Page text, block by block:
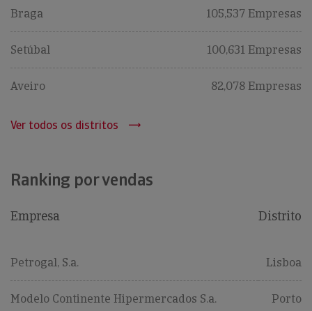
Braga 105,537 Empresas
Setúbal 100,631 Empresas
Aveiro 82,078 Empresas
Ver todos os distritos
Ranking por vendas
Empresa Distrito
Petrogal, S.a. Lisboa
Modelo Continente Hipermercados S.a. Porto